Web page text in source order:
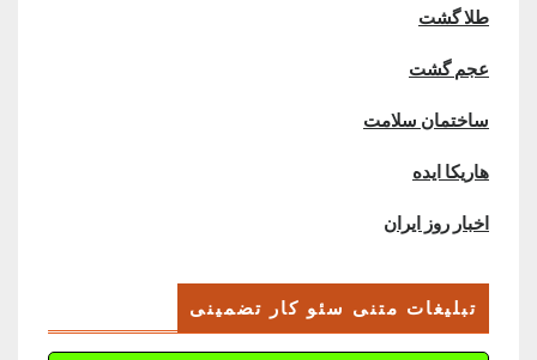
طلا گشت
عجم گشت
ساختمان سلامت
هاریکا ایده
اخبار روز ایران
تبلیغات متنی سئو کار تضمینی